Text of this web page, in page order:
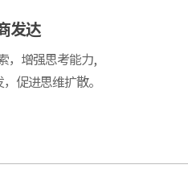
发达
，增强思考能力,
促进思维扩散。